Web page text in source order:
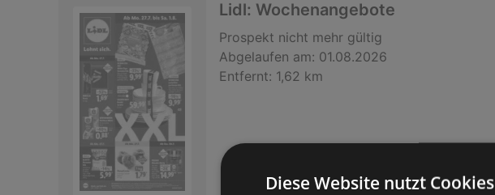
Lidl: Wochenangebote
Prospekt nicht mehr gültig
Abgelaufen am: 01.08.2026
Entfernt: 1,62 km
Diese Website nutzt Cookies